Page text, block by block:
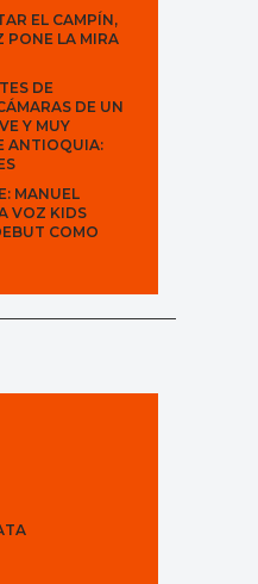
EL CAMPÍN,
PONE LA MIRA
DE
DE UN
Y MUY
ANTIOQUIA:
MANUEL
VOZ KIDS
COMO